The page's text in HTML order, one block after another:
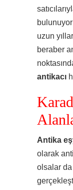
uzun
beraber
antikacı
Antika
olarak
olsalar da